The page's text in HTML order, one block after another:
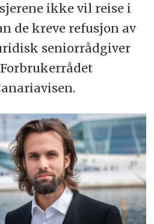
ikke vil reise i
de kreve refusjon av
seniorrådgiver